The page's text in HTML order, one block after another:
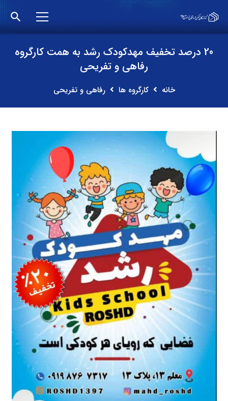
search
20 درصد تخفیف مهدکودک رشد به همت کارگروه
رفاهی و تفریحی
خانه کارگروه ها رفاهی و تفریحی